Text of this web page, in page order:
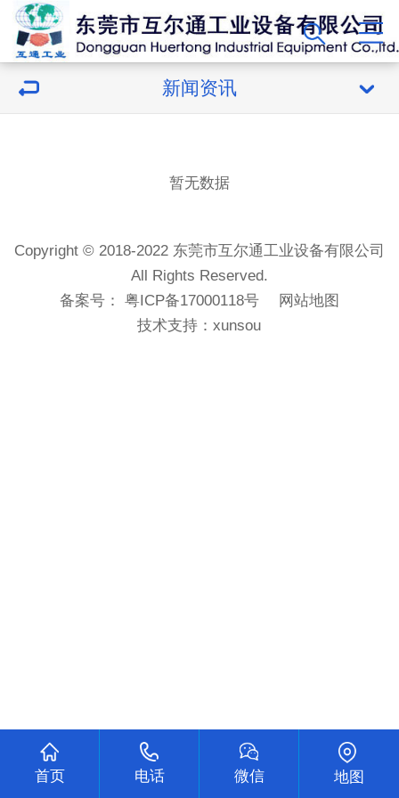
新闻资讯
暂无数据
Copyright © 2018-2022 东莞市互尔通工业设备有限公司
All Rights Reserved.
备案号： 粤ICP备17000118号
网站地图
技术支持：xunsou
首页 电话 微信 地图